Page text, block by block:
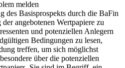
melden
des Basisprospekts durch die BaFin
angebotenen Wertpapiere zu
und potenziellen Anlegern
Bedingungen zu lesen,
treffen, um sich möglichst
über die potenziellen